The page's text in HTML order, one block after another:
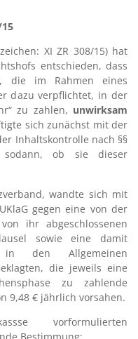
XI ZR 308/15) hat
entschieden, dass
die im Rahmen eines
dazu verpflichtet, in der
zu zahlen, unwirksam
sich zunächst mit der
Inhaltskontrolle nach §§
ob sie dieser
wandte sich mit
gegen eine von der
ihr abgeschlossenen
sowie eine damit
in den Allgemeinen
die jeweils eine
zu zahlende
9,48 € jährlich vorsahen.
vorformulierten